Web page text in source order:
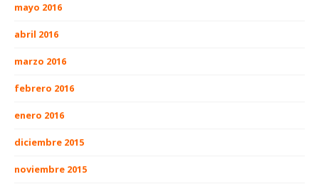
mayo 2016
abril 2016
marzo 2016
febrero 2016
enero 2016
diciembre 2015
noviembre 2015